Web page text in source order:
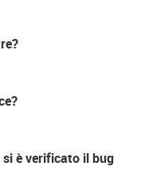
è verificato il bug